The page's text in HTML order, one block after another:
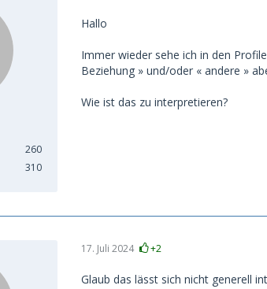
260
310
Hallo
Immer wieder sehe ich in den
Beziehung » und/oder « andere »
Wie ist das zu interpretieren?
17. Juli 2024 +2
Glaub das lässt sich nicht generell